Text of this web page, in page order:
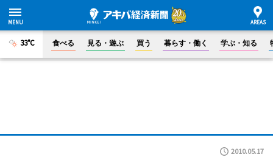
33°C 食べる 見る・遊ぶ 買う 暮らす・働く 学ぶ・知る
2010.05.17